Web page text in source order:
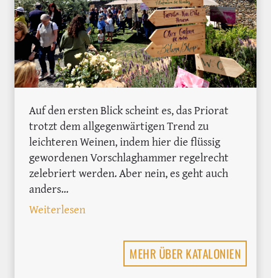
Auf den ersten Blick scheint es, das Priorat
trotzt dem allgegenwärtigen Trend zu
leichteren Weinen, indem hier die flüssig
gewordenen Vorschlaghammer regelrecht
zelebriert werden. Aber nein, es geht auch
anders...
Weiterlesen: Priorat-Weintipps: Unsere Highlights
MEHR ÜBER KATALONIEN